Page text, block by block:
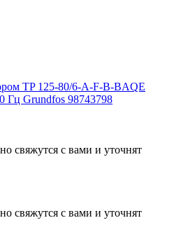
TP 125-80/6-A-F-B-BAQE
Гц Grundfos 98743798
свяжутся с вами и уточнят
свяжутся с вами и уточнят